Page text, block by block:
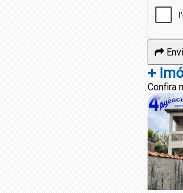
+
Confira